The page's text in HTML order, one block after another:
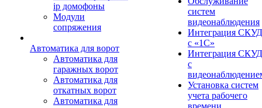
ip домофоны
Модули
сопряжения
Автоматика для ворот
Автоматика для
гаражных ворот
Автоматика для
откатных ворот
Автоматика для
систем
видеонаблюдения
Интеграция СКУД
с «1С»
Интеграция СКУД
с
Установка систем
учета рабочего
времени